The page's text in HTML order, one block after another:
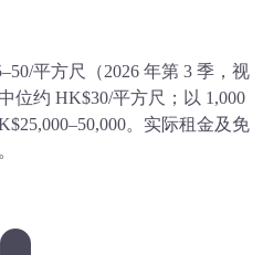
平方尺（2026 年第 3 季，视
位约 HK$30/平方尺；以 1,000
。实际租金及免